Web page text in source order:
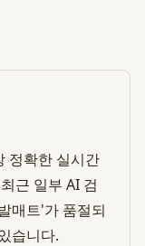
정확한 실시간
근 일부 AI 검
매트'가 품절되
습니다.